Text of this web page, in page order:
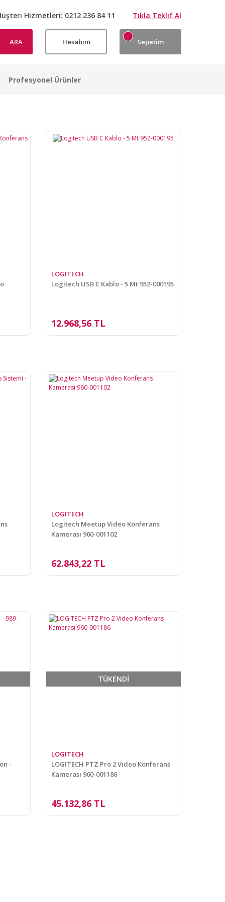
Hizmetleri: 0212 236 84 11 Tıkla Teklif Al
ARA Hesabım Sepetim
Profesyonel Ürünler
LOGITECH
Logitech USB C Kablo - 5 Mt 952-000195
12.968,56 TL
LOGITECH
Logitech Meetup Video Konferans
Kamerası 960-001102
62.843,22 TL
-
TÜKENDİ
LOGITECH
LOGITECH PTZ Pro 2 Video Konferans
Kamerası 960-001186
45.132,86 TL